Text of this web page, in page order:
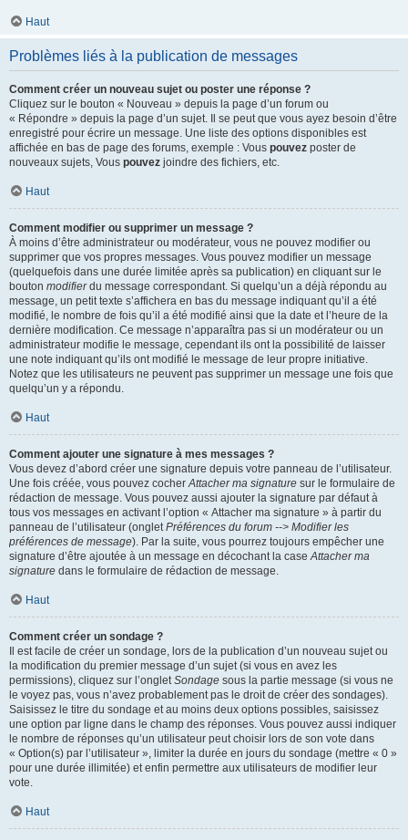
Haut
Problèmes liés à la publication de messages
Comment créer un nouveau sujet ou poster une réponse ?
Cliquez sur le bouton « Nouveau » depuis la page d’un forum ou
« Répondre » depuis la page d’un sujet. Il se peut que vous ayez besoin d’être
enregistré pour écrire un message. Une liste des options disponibles est
affichée en bas de page des forums, exemple : Vous pouvez poster de
nouveaux sujets, Vous pouvez joindre des fichiers, etc.
Haut
Comment modifier ou supprimer un message ?
À moins d’être administrateur ou modérateur, vous ne pouvez modifier ou
supprimer que vos propres messages. Vous pouvez modifier un message
(quelquefois dans une durée limitée après sa publication) en cliquant sur le
bouton modifierdu message correspondant. Si quelqu’un a déjà répondu au
message, un petit texte s’affichera en bas du message indiquant qu’il a été
modifié, le nombre de fois qu’il a été modifié ainsi que la date et l’heure de la
dernière modification. Ce message n’apparaîtra pas si un modérateur ou un
administrateur modifie le message, cependant ils ont la possibilité de laisser
une note indiquant qu’ils ont modifié le message de leur propre initiative.
Notez que les utilisateurs ne peuvent pas supprimer un message une fois que
quelqu’un y a répondu.
Haut
Comment ajouter une signature à mes messages ?
Vous devez d’abord créer une signature depuis votre panneau de l’utilisateur.
Une fois créée, vous pouvez cocherAttacher ma signature sur le formulaire de
rédaction de message. Vous pouvez aussi ajouter la signature par défaut à
tous vos messages en activant l’option « Attacher ma signature » à partir du
panneau de l’utilisateur (ongletPréférences du forum --> Modifier les
préférences de message). Par la suite, vous pourrez toujours empêcher une
signature d’être ajoutée à un message en décochant la caseAttacher ma
signature dans le formulaire de rédaction de message.
Haut
Comment créer un sondage ?
Il est facile de créer un sondage, lors de la publication d’un nouveau sujet ou
la modification du premier message d’un sujet (si vous en avez les
permissions), cliquez sur l’ongletSondage sous la partie message (si vous ne
le voyez pas, vous n’avez probablement pas le droit de créer des sondages).
Saisissez le titre du sondage et au moins deux options possibles, saisissez
une option par ligne dans le champ des réponses. Vous pouvez aussi indiquer
le nombre de réponses qu’un utilisateur peut choisir lors de son vote dans
« Option(s) par l’utilisateur », limiter la durée en jours du sondage (mettre « 0 »
pour une durée illimitée) et enfin permettre aux utilisateurs de modifier leur
vote.
Haut